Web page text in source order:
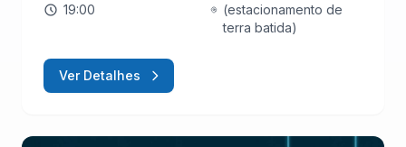
19:00
(estacionamento de
terra batida)
Ver Detalhes